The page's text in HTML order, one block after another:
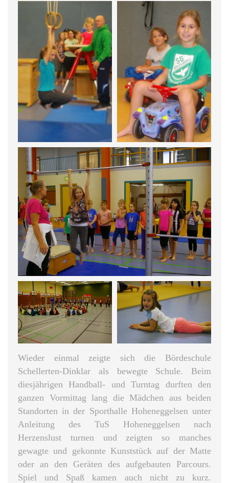
Wieder einmal zeigte sich die Bördeschule
Schellerten-Dinklar als bewegte Schule. Beim
diesjährigen Handball- und Turntag durften den
ganzen Vormittag lang die Mädchen aus beiden
Standorten in der Sporthalle Hoheneggelsen unter
Anleitung des TuS Hoheneggelsen nach
Herzenslust turnen und zeigten so manches
gewagte und gekonnte Kunststück auf der Matte
oder an den Geräten des aufgebauten Parcours.
Spiel und Spaß kamen auch nicht zu kurz.